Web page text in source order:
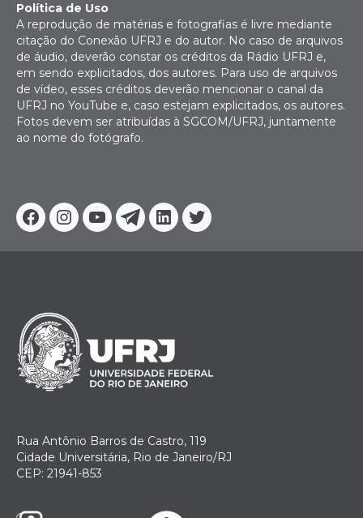
Facebook
Instagram
YoutubeTelegram
Linkedin
Twitter
Política de Uso
A reprodução de matérias e fotografias é livre mediante
citação do Conexão UFRJ e do autor. No caso de arquivos
de áudio, deverão constar os créditos da Rádio UFRJ e,
em sendo explicitados, dos autores. Para uso de arquivos
de vídeo, esses créditos deverão mencionar o canal da
UFRJ no YouTube e, caso estejam explicitados, os autores.
Fotos devem ser atribuídas à SGCOM/UFRJ, juntamente
ao nome do fotógrafo.
Rua Antônio Barros de Castro, 119
Cidade Universitária, Rio de Janeiro/RJ
CEP: 21941-853